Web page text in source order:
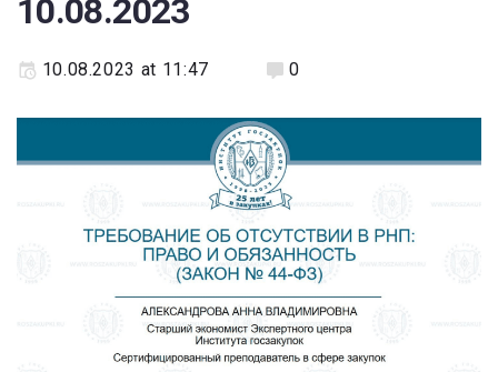
10.08.2023
10.08.2023 at 11:47 0